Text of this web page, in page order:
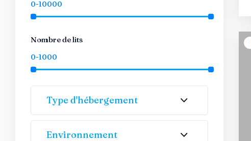
Nombre de lits
Type d'hébergement
Environnement